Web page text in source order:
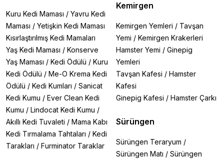
Kuru Kedi Maması / Yavru Kedi
Maması / Yetişkin Kedi Maması
Kısırlaştırılmış Kedi Mamaları
Yaş Kedi Maması / Konserve
Yaş Maması / Kedi Ödülü / Kuru
Kedi Ödülü / Me-O Krema Kedi
Ödülü / Kedi Kumları / Sanicat
Kedi Kumu / Ever Clean Kedi
Kumu / Lindocat Kedi Kumu /
Akıllı Kedi Tuvaleti / Mama Kabı
Kedi Tırmalama Tahtaları / Kedi
Tarakları / Furminator Taraklar
Kemirgen
Kemirgen Yemleri / Tavşan
Yemi / Kemirgen Krakerleri
Hamster Yemi / Ginepig
Yemleri
Tavşan Kafesi / Hamster
Kafesi
Ginepig Kafesi / Hamster Çarkı
Sürüngen
Sürüngen Teraryum /
Sürüngen Matı / Sürüngen